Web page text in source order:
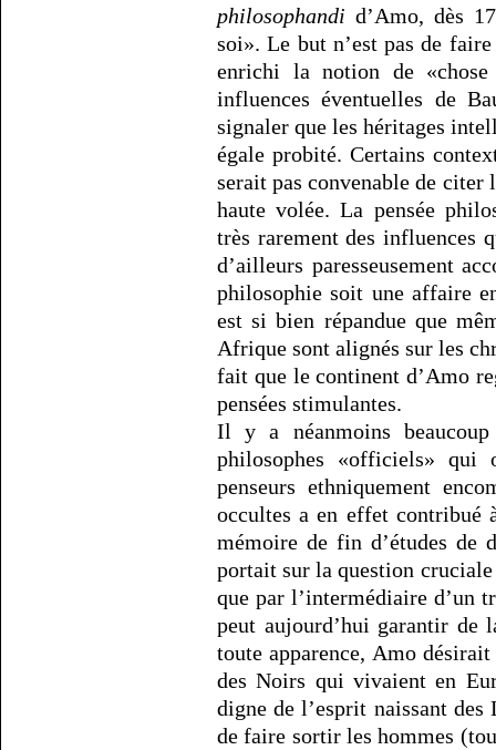
philosophandi d’Amo, dès
soi». Le but n’est pas de
enrichi la notion de
influences éventuelles de
signaler que les héritages
égale probité. Certains
serait pas convenable de citer
haute volée. La pensée
très rarement des influences
d’ailleurs paresseusement
philosophie soit une affaire
est si bien répandue que
Afrique sont alignés sur les
fait que le continent d’Amo
pensées stimulantes.
Il y a néanmoins
philosophes «officiels» qui
penseurs ethniquement
occultes a en effet
mémoire de fin d’études de
portait sur la question
que par l’intermédiaire d’un
peut aujourd’hui garantir de
toute apparence, Amo
des Noirs qui vivaient en
digne de l’esprit naissant
de faire sortir les hommes